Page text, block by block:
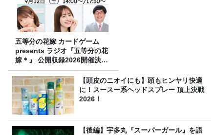
五等分の花嫁 カードゲーム
presents ラジオ『五等分の花
嫁＊』 公開収録2026開催決
定！
【頭皮のニオイにも】頭もヒンヤリ快適
に！スースー系ヘッドスプレー 頂上決戦
2026！
【後編】宇多丸『スーパーガール』を語